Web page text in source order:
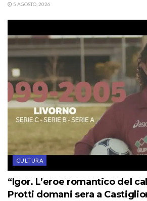
5 AGOSTO, 2026
CULTURA
“Igor. L’eroe romantico del
Protti domani sera a